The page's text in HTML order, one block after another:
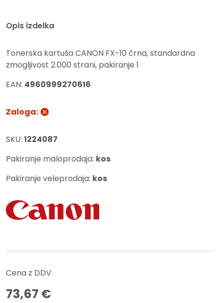
Opis izdelka
Tonerska kartuša CANON FX-10 črna, standardna
zmogljivost 2.000 strani, pakiranje 1
EAN: 4960999270616
Zaloga:
SKU: 1224087
Pakiranje maloprodaja: kos
Pakiranje veleprodaja: kos
Cena z DDV
73,67 €